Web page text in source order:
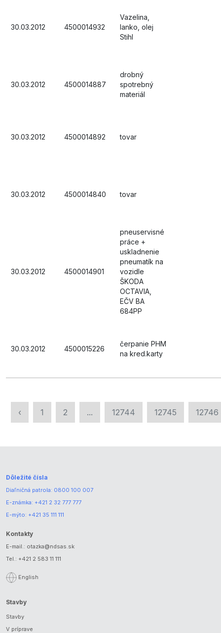
30.03.2012 4500014932
Vazelina,
lanko, olej
Stihl
30.03.2012 4500014887
drobný
spotrebný
materiál
30.03.2012 4500014892 tovar
30.03.2012 4500014840 tovar
30.03.2012 4500014901
pneuservisné
práce +
uskladnenie
pneumatík na
vozidle
ŠKODA
OCTAVIA,
EČV BA
684PP
30.03.2012 4500015226
čerpanie PHM
na kred.karty
‹ 1 2 ... 12744 12745 12746
Dôležité čísla
Diaľničná patrola: 0800 100 007
E-známka: +421 2 32 777 777
E-mýto: +421 35 111 111
Kontakty
E-mail.: otazka@ndsas.sk
Tel.: +421 2 583 11 111
English
Stavby
Stavby
V príprave